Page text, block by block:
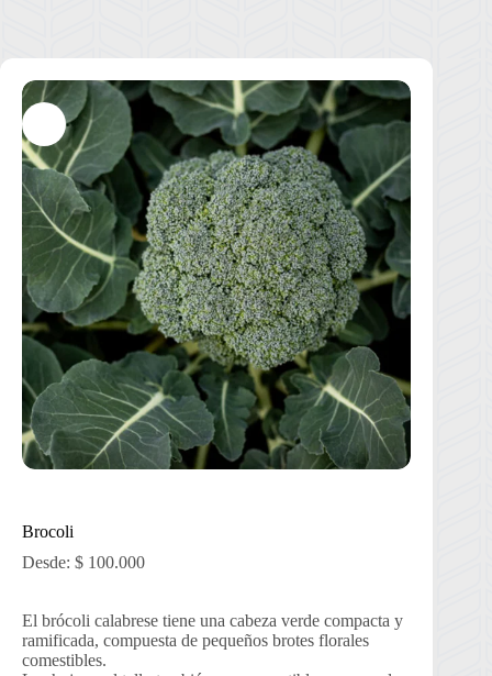
Brocoli
Desde: $ 100.000
El brócoli calabrese tiene una cabeza verde compacta y
ramificada, compuesta de pequeños brotes florales
comestibles.